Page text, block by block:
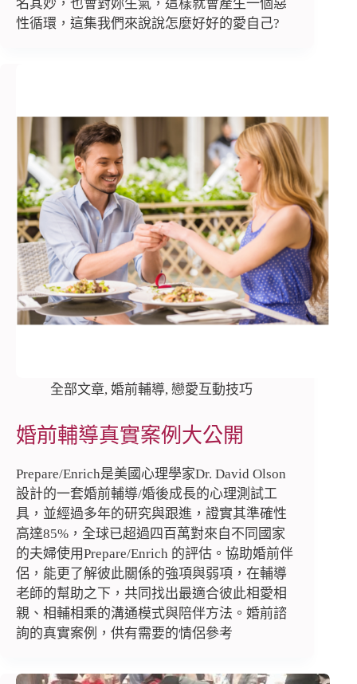
名其妙，也會對妳生氣，這樣就會產生一個惡
性循環，這集我們來說說怎麼好好的愛自己?
全部文章, 婚前輔導, 戀愛互動技巧
婚前輔導真實案例大公開
Prepare/Enrich是美國心理學家Dr. David Olson
設計的一套婚前輔導/婚後成長的心理測試工
具，並經過多年的研究與跟進，證實其準確性
高達85%，全球已超過四百萬對來自不同國家
的夫婦使用Prepare/Enrich 的評估。協助婚前伴
侶，能更了解彼此關係的強項與弱項，在輔導
老師的幫助之下，共同找出最適合彼此相愛相
親、相輔相乘的溝通模式與陪伴方法。婚前諮
詢的真實案例，供有需要的情侶參考